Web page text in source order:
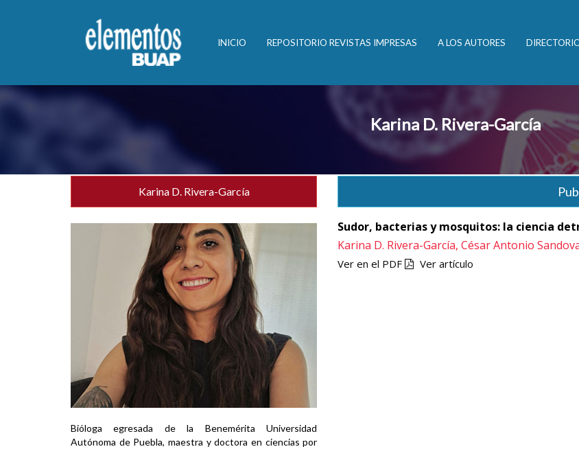
INICIO REPOSITORIO REVISTAS IMPRESAS A LOS AUTORES
Karina D. Rivera-García
Karina D. Rivera-García
Bióloga egresada de la Benemérita Universidad
Autónoma de Puebla, maestra y doctora en ciencias por
Sudor, bacterias y mosquitos: la ciencia
Karina D. Rivera-García,César Antonio
Ver en el PDF Ver artículo